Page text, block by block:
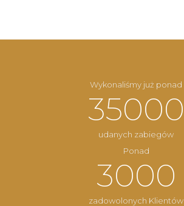
Wykonaliśmy już ponad
35000
udanych zabiegów
Ponad
3000
zadowolonych Klientów